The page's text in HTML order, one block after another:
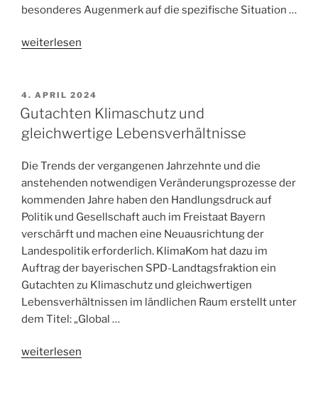
besonderes Augenmerk auf die spezifische Situation …
„Integriertes
die
Stadt
Quedlinburg“
weiterlesen
4. APRIL 2024
Gutachten Klimaschutz und
gleichwertige Lebensverhältnisse
Die Trends der vergangenen Jahrzehnte und die
anstehenden notwendigen Veränderungsprozesse der
kommenden Jahre haben den Handlungsdruck auf
Politik und Gesellschaft auch im Freistaat Bayern
verschärft und machen eine Neuausrichtung der
Landespolitik erforderlich. KlimaKom hat dazu im
Auftrag der bayerischen SPD-Landtagsfraktion ein
Gutachten zu Klimaschutz und gleichwertigen
Lebensverhältnissen im ländlichen Raum erstellt unter
dem Titel: „Global …
„Gutachten
weiterlesen